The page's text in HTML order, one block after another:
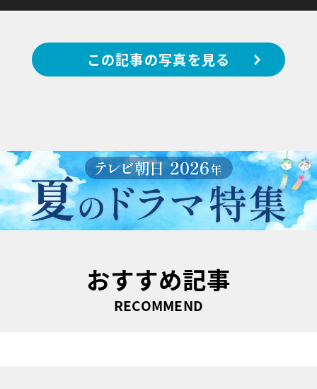
この記事の写真を見る
おすすめ記事
RECOMMEND